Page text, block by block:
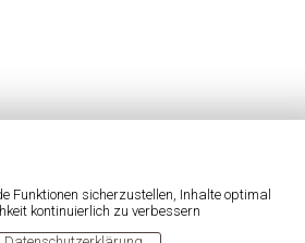
Funktionen sicherzustellen, Inhalte optimal
kontinuierlich zu verbessern